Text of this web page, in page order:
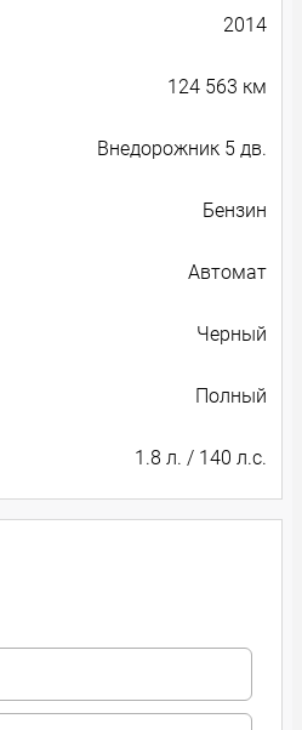
2014
124 563 км
Внедорожник 5 дв.
Бензин
Автомат
Черный
Полный
1.8 л. / 140 л.с.